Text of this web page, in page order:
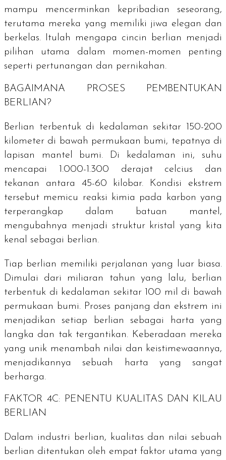
mampu mencerminkan kepribadian seseorang,
terutama mereka yang memiliki jiwa elegan dan
berkelas. Itulah mengapa cincin berlian menjadi
pilihan utama dalam momen-momen penting
seperti pertunangan dan pernikahan.
BAGAIMANA PROSES PEMBENTUKAN
BERLIAN?
Berlian terbentuk di kedalaman sekitar 150-200
kilometer di bawah permukaan bumi, tepatnya di
lapisan mantel bumi. Di kedalaman ini, suhu
mencapai 1.000-1.300 derajat celcius dan
tekanan antara 45-60 kilobar. Kondisi ekstrem
tersebut memicu reaksi kimia pada karbon yang
terperangkap dalam batuan mantel,
mengubahnya menjadi struktur kristal yang kita
kenal sebagai berlian.
Tiap berlian memiliki perjalanan yang luar biasa.
Dimulai dari miliaran tahun yang lalu, berlian
terbentuk di kedalaman sekitar 100 mil di bawah
permukaan bumi. Proses panjang dan ekstrem ini
menjadikan setiap berlian sebagai harta yang
langka dan tak tergantikan. Keberadaan mereka
yang unik menambah nilai dan keistimewaannya,
menjadikannya sebuah harta yang sangat
berharga.
FAKTOR 4C: PENENTU KUALITAS DAN KILAU
BERLIAN
Dalam industri berlian, kualitas dan nilai sebuah
berlian ditentukan oleh empat faktor utama yang